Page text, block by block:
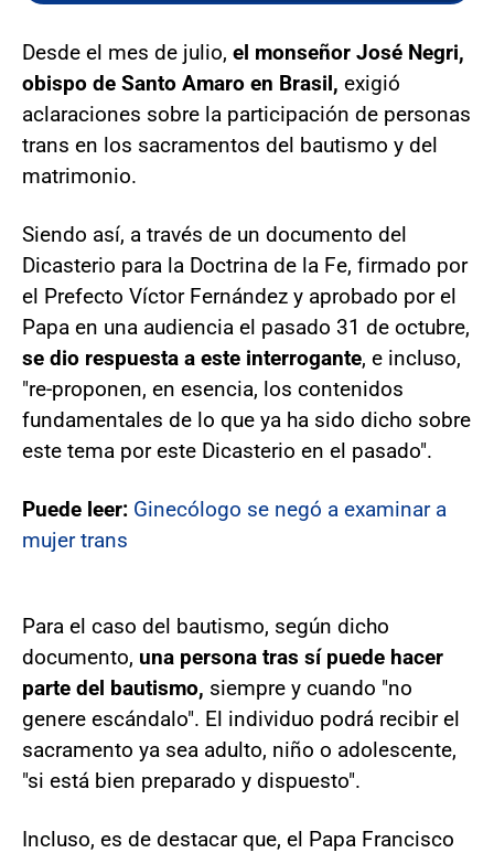
Desde el mes de julio, el monseñor José Negri,
obispo de Santo Amaro en Brasil, exigió
aclaraciones sobre la participación de personas
trans en los sacramentos del bautismo y del
matrimonio.
Siendo así, a través de un documento del
Dicasterio para la Doctrina de la Fe, firmado por
el Prefecto Víctor Fernández y aprobado por el
Papa en una audiencia el pasado 31 de octubre,
se dio respuesta a este interrogante, e incluso,
"re-proponen, en esencia, los contenidos
fundamentales de lo que ya ha sido dicho sobre
este tema por este Dicasterio en el pasado".
Puede leer: Ginecólogo se negó a examinar a
mujer trans
Para el caso del bautismo, según dicho
documento, una persona tras sí puede hacer
parte del bautismo, siempre y cuando "no
genere escándalo". El individuo podrá recibir el
sacramento ya sea adulto, niño o adolescente,
"si está bien preparado y dispuesto".
Incluso, es de destacar que, el Papa Francisco